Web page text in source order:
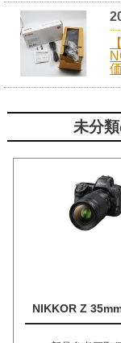
未分
NIKKOR Z